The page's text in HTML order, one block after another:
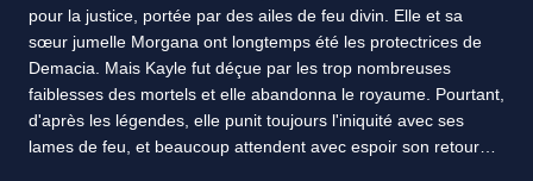
pour la justice, portée par des ailes de feu divin. Elle et sa
sœur jumelle Morgana ont longtemps été les protectrices de
Demacia. Mais Kayle fut déçue par les trop nombreuses
faiblesses des mortels et elle abandonna le royaume. Pourtant,
d'après les légendes, elle punit toujours l'iniquité avec ses
lames de feu, et beaucoup attendent avec espoir son retour…